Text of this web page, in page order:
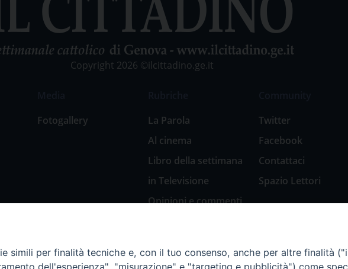
Copyright 2026 ©ilcittadino.ge.it
Fotogallery
La Parola
Al cinema
Libro della settimana
in Televisione
Opinioni e commenti
Natale 2018: Presepi
Twitter
Facebook
Contattaci
Spazio Lettori
simili per finalità tecniche e, con il tuo consenso, anche per altre finalità